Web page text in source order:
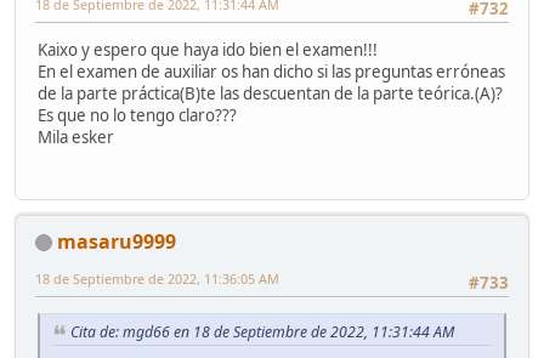
#732
18 de Septiembre de 2022, 11:31:44 AM
Kaixo y espero que haya ido bien el examen!!!
En el examen de auxiliar os han dicho si las preguntas erróneas
de la parte práctica(B)te las descuentan de la parte teórica.(A)?
Es que no lo tengo claro???
Mila esker
masaru9999
#733
18 de Septiembre de 2022, 11:36:05 AM
Cita de: mgd66 en 18 de Septiembre de 2022, 11:31:44 AM